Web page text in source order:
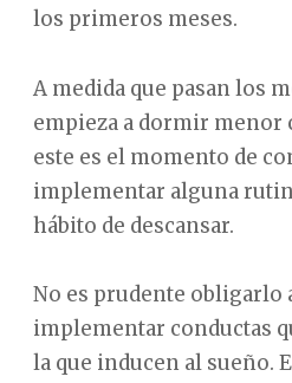
los primeros meses.
A medida que pasan los
empieza a dormir menor
este es el momento de
implementar alguna
hábito de descansar.
No es prudente obligarlo
implementar conductas
la que inducen al sueño.